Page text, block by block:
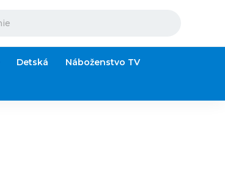
Detská Náboženstvo TV